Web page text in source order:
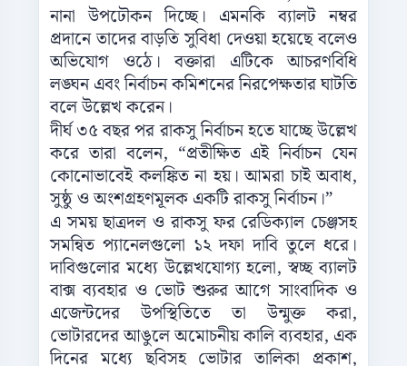
নানা উপঢৌকন দিচ্ছে। এমনকি ব্যালট নম্বর
প্রদানে তাদের বাড়তি সুবিধা দেওয়া হয়েছে বলেও
অভিযোগ ওঠে। বক্তারা এটিকে আচরণবিধি
লঙ্ঘন এবং নির্বাচন কমিশনের নিরপেক্ষতার ঘাটতি
বলে উল্লেখ করেন।
দীর্ঘ ৩৫ বছর পর রাকসু নির্বাচন হতে যাচ্ছে উল্লেখ
করে তারা বলেন, “প্রতীক্ষিত এই নির্বাচন যেন
কোনোভাবেই কলঙ্কিত না হয়। আমরা চাই অবাধ,
সুষ্ঠু ও অংশগ্রহণমূলক একটি রাকসু নির্বাচন।”
এ সময় ছাত্রদল ও রাকসু ফর রেডিক্যাল চেঞ্জসহ
সমন্বিত প্যানেলগুলো ১২ দফা দাবি তুলে ধরে।
দাবিগুলোর মধ্যে উল্লেখযোগ্য হলো, স্বচ্ছ ব্যালট
বাক্স ব্যবহার ও ভোট শুরুর আগে সাংবাদিক ও
এজেন্টদের উপস্থিতিতে তা উন্মুক্ত করা,
ভোটারদের আঙুলে অমোচনীয় কালি ব্যবহার, এক
দিনের মধ্যে ছবিসহ ভোটার তালিকা প্রকাশ,